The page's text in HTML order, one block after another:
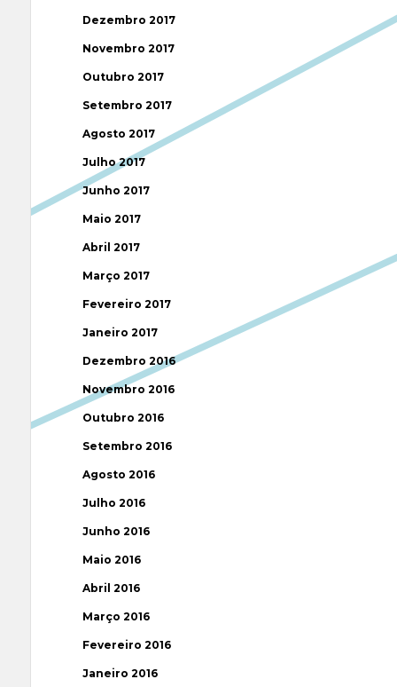
Dezembro 2017
Novembro 2017
Outubro 2017
Setembro 2017
Agosto 2017
Julho 2017
Junho 2017
Maio 2017
Abril 2017
Março 2017
Fevereiro 2017
Janeiro 2017
Dezembro 2016
Novembro 2016
Outubro 2016
Setembro 2016
Agosto 2016
Julho 2016
Junho 2016
Maio 2016
Abril 2016
Março 2016
Fevereiro 2016
Janeiro 2016